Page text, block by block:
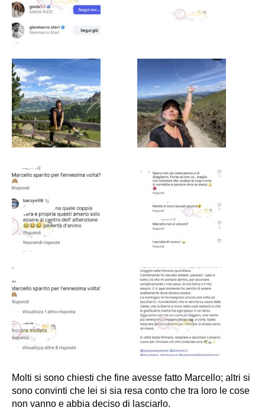
Molti si sono chiesti che fine avesse fatto Marcello; altri si
sono convinti che lei si sia resa conto che tra loro le cose
non vanno e abbia deciso di lasciarlo.